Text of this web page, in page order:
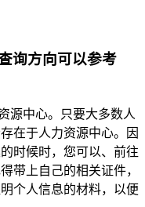
询方向可以参考
源中心。只要大多数人
在于人力资源中心。因
时候时，您可以、前往
带上自己的相关证件，
个人信息的材料，以便